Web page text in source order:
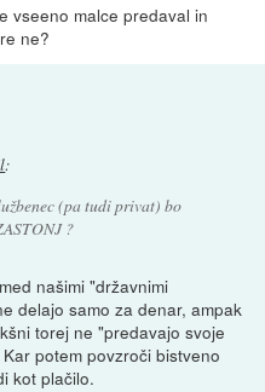
vseeno malce predaval in
ne?
:
(pa tudi privat) bo
?
našimi "državnimi
delajo samo za denar, ampak
torej ne "predavajo svoje
potem povzroči bistveno
kot plačilo.